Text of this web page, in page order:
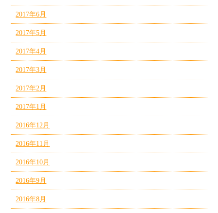
2017年6月
2017年5月
2017年4月
2017年3月
2017年2月
2017年1月
2016年12月
2016年11月
2016年10月
2016年9月
2016年8月